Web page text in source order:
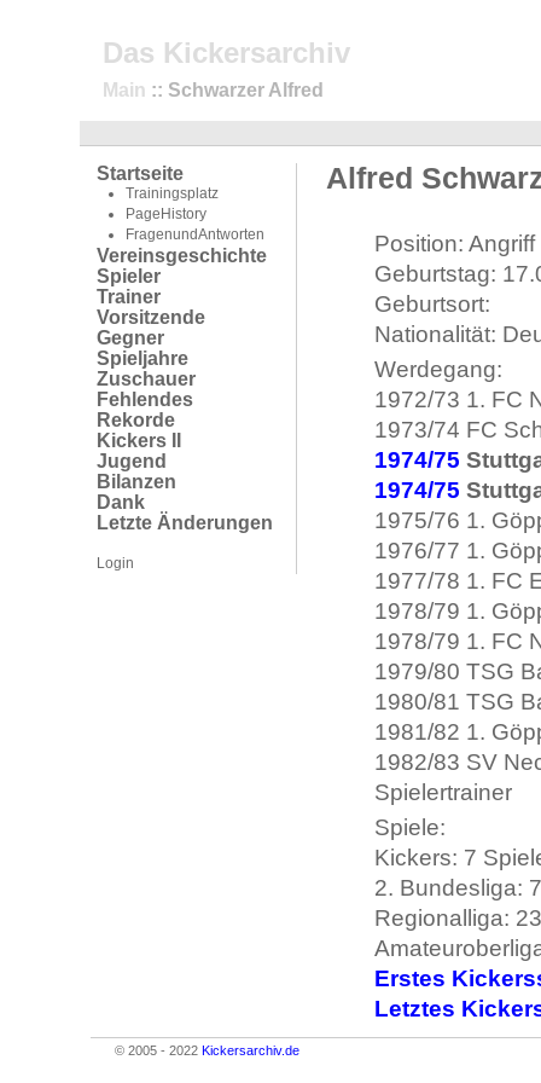
Das Kickersarchiv
Main :: Schwarzer Alfred
Startseite
Trainingsplatz
PageHistory
FragenundAntworten
Vereinsgeschichte
Spieler
Trainer
Vorsitzende
Gegner
Spieljahre
Zuschauer
Fehlendes
Rekorde
Kickers II
Jugend
Bilanzen
Dank
Letzte Änderungen
Login
Alfred
Position: Angriff
Geburtstag:
Geburtsort:
Nationalität:
Werdegang:
1972/73 1. FC
1973/74 FC
1974/75
1974/75
1975/76 1.
1976/77 1.
1977/78 1. FC
1978/79 1.
1978/79 1. FC
1979/80 TSG
1980/81 TSG
1981/82 1.
1982/83 SV
Spielertrainer
Spiele:
Kickers: 7
2. Bundesliga:
Regionalliga:
Erstes
Letztes
© 2005 - 2022 Kickersarchiv.de